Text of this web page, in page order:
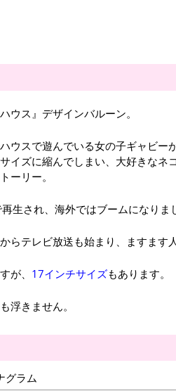
ウス』デザインバルーン。
ウスで遊んでいる女の子ギャビー
イズに縮んでしまい、大好きな
ーリー。
生され、海外ではブームになりま
らテレビ放送も始まり、ますます
が、 17インチサイズもあります。
浮きません。
グラム